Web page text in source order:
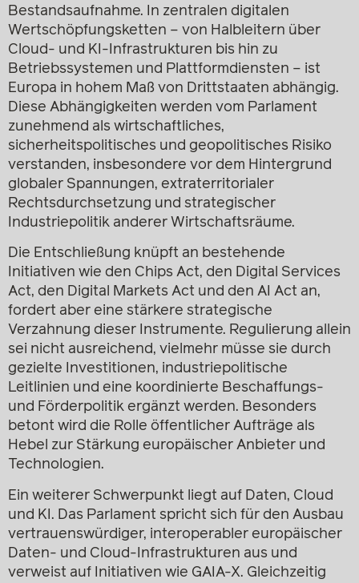
Bestandsaufnahme. In zentralen digitalen
Wertschöpfungsketten – von Halbleitern über
Cloud- und KI-Infrastrukturen bis hin zu
Betriebssystemen und Plattformdiensten – ist
Europa in hohem Maß von Drittstaaten abhängig.
Diese Abhängigkeiten werden vom Parlament
zunehmend als wirtschaftliches,
sicherheitspolitisches und geopolitisches Risiko
verstanden, insbesondere vor dem Hintergrund
globaler Spannungen, extraterritorialer
Rechtsdurchsetzung und strategischer
Industriepolitik anderer Wirtschaftsräume.
Die Entschließung knüpft an bestehende
Initiativen wie den Chips Act, den Digital Services
Act, den Digital Markets Act und den AI Act an,
fordert aber eine stärkere strategische
Verzahnung dieser Instrumente. Regulierung allein
sei nicht ausreichend, vielmehr müsse sie durch
gezielte Investitionen, industriepolitische
Leitlinien und eine koordinierte Beschaffungs-
und Förderpolitik ergänzt werden. Besonders
betont wird die Rolle öffentlicher Aufträge als
Hebel zur Stärkung europäischer Anbieter und
Technologien.
Ein weiterer Schwerpunkt liegt auf Daten, Cloud
und KI. Das Parlament spricht sich für den Ausbau
vertrauenswürdiger, interoperabler europäischer
Daten- und Cloud-Infrastrukturen aus und
verweist auf Initiativen wie GAIA-X. Gleichzeitig